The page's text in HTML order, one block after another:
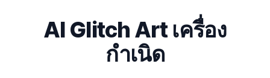
AI Glitch Art เครื่อง
กำเนิด